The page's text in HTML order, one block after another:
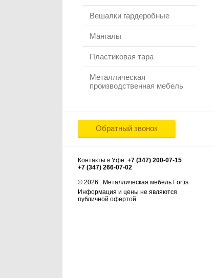
Вешалки гардеробные
Мангалы
Пластиковая тара
Металлическая
производственная мебель
Обратный звонок
Контакты в Уфе: +7 (347) 200-07-15
+7 (347) 266-07-02
© 2026 . Металлическая мебель Fortis
Информация и цены не являются
публичной офертой